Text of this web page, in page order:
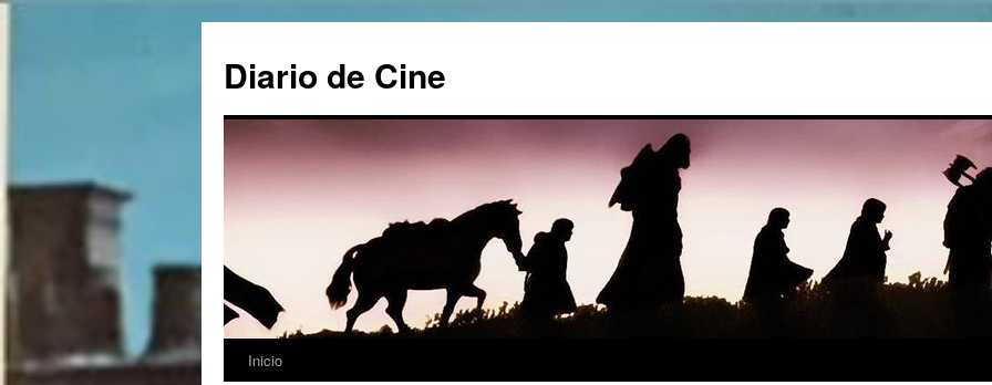
contenido
Diario de Cine
Inicio